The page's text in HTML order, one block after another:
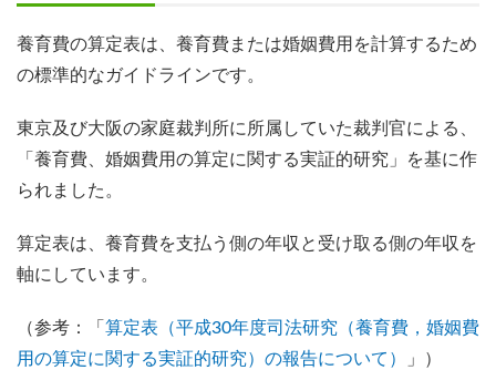
養育費の算定表は、養育費または婚姻費用を計算するため
の標準的なガイドラインです。
東京及び大阪の家庭裁判所に所属していた裁判官による、
「養育費、婚姻費用の算定に関する実証的研究」を基に作
られました​。
算定表は、養育費を支払う側の年収と受け取る側の年収を
軸にしています。
（参考：「 算定表（平成30年度司法研究（養育費，婚姻費
用の算定に関する実証的研究）の報告について）
」）